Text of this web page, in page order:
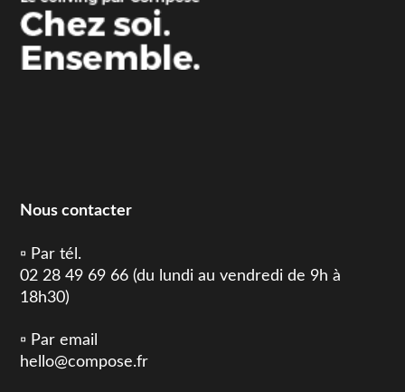
Nous contacter
▫️ Par tél.
02 28 49 69 66 (du lundi au vendredi de 9h à
18h30)
▫️ Par email
hello@compose.fr